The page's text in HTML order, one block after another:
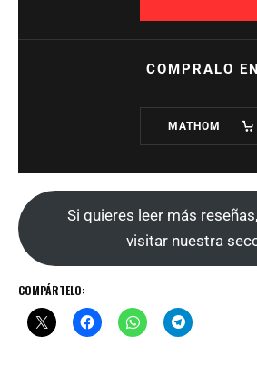
COMPRALO EN
MATHOM
Si quieres leer más
visitar nuestra
COMPÁRTELO: